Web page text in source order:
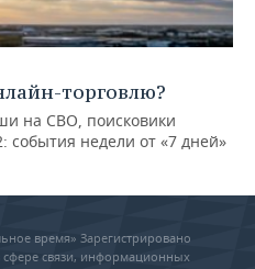
торговлю?
на СВО, поисковики
недели от «7 дней»
время» Зарегистрировано
связи, информационных